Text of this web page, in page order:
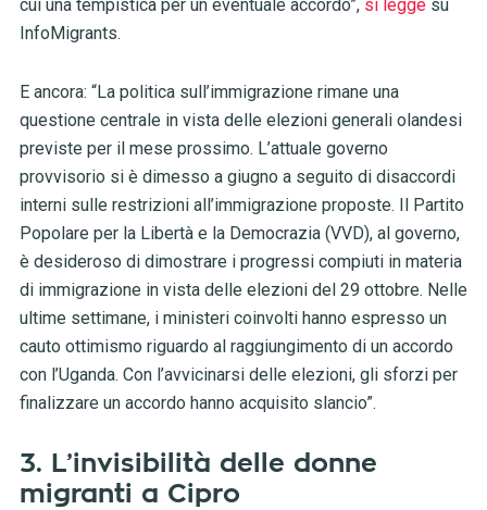
cui una tempistica per un eventuale accordo”, si leggesu
InfoMigrants.
E ancora: “La politica sull’immigrazione rimane una
questione centrale in vista delle elezioni generali olandesi
previste per il mese prossimo. L’attuale governo
provvisorio si è dimesso a giugno a seguito di disaccordi
interni sulle restrizioni all’immigrazione proposte. Il Partito
Popolare per la Libertà e la Democrazia (VVD), al governo,
è desideroso di dimostrare i progressi compiuti in materia
di immigrazione in vista delle elezioni del 29 ottobre. Nelle
ultime settimane, i ministeri coinvolti hanno espresso un
cauto ottimismo riguardo al raggiungimento di un accordo
con l’Uganda. Con l’avvicinarsi delle elezioni, gli sforzi per
finalizzare un accordo hanno acquisito slancio”.
3. L’invisibilità delle donne
migranti a Cipro